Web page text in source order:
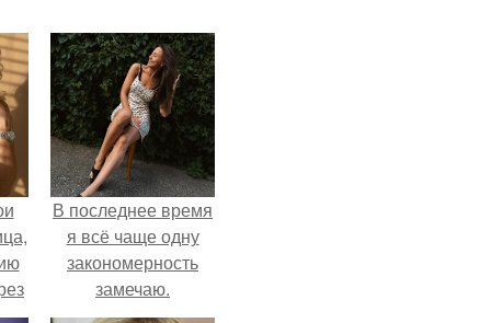
В последнее время
я всё чаще одну
закономерность
замечаю.